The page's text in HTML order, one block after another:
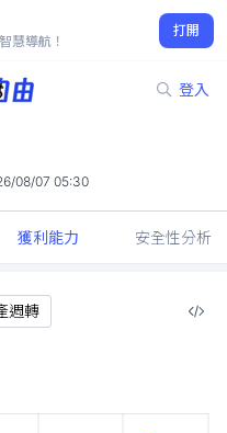
慧導航！
打開
登入
08/07 05:30
獲利能力 安全性分析
週轉